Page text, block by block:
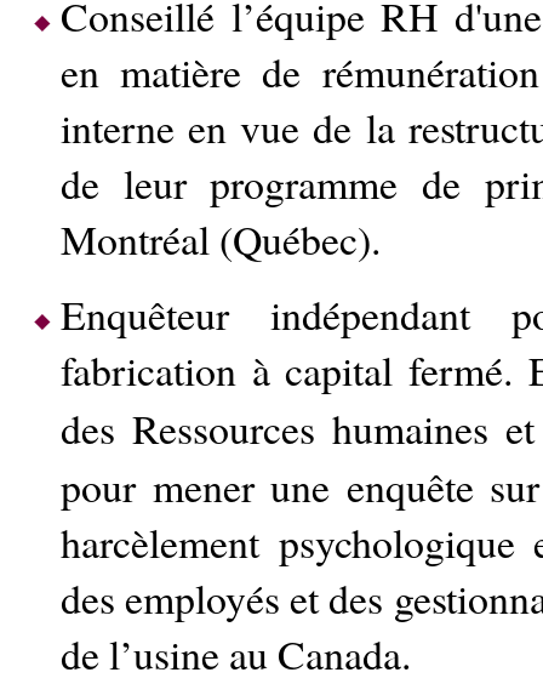
Conseillé l’équipe RH
en matière de
interne en vue de la
de leur programme de
Montréal (Québec).
Enquêteur indépendant
fabrication à capital fermé.
des Ressources humaines
pour mener une enquête
harcèlement psychologique
des employés et des
de l’usine au Canada.